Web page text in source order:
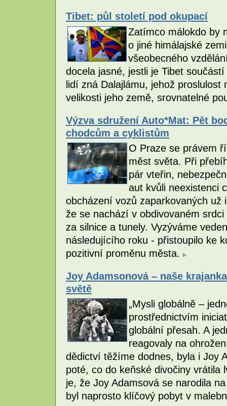
Tibet: půl století pod okupací
Zatímco málokdo by
o jiné himálajské
všeobecného
docela jasné, jestli je Tibet
lidí zná Dalajlámu, jehož
velikosti jeho země, srovnatelné
Výzva sdružení Auto*Mat: Pět
chodcům a cyklistům
O Praze se právem
měst světa. Při
pár vteřin,
aut kvůli neexistenci
obcházení vozů zaparkovaných
že se nachází v obdivovaném
za silnice a tunely. Vyzýváme
následujícího roku - přistoupilo ke
pozitivní proměnu města.
Joy Adamsonová – naše
světě
„Mysli globálně –
prostřednictvím
globální přesah. A
reagovaly na
dědictví těžíme dodnes, byla i Joy
poté, co do keňské divočiny vrátila
je, že Joy Adamsová se narodila
byl naprosto klíčový pobyt v